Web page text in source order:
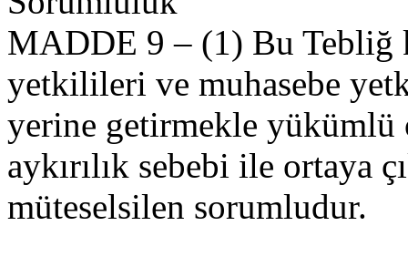
MADDE 9 – (1) Bu Tebliğ
yetkilileri ve muhasebe
yerine getirmekle
aykırılık sebebi ile ortaya
müteselsilen sorumludur.